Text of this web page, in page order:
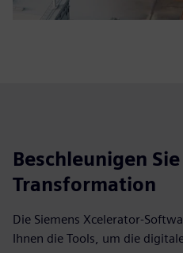
Beschleunigen
Transformation
Die Siemens Xcelerator-
Ihnen die Tools, um die